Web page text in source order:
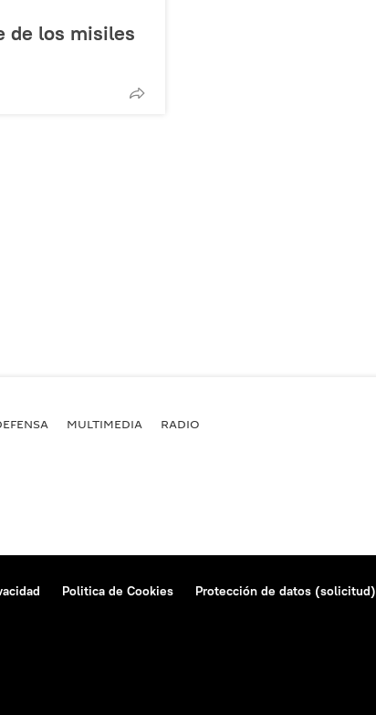
de los misiles
MULTIMEDIA RADIO
Politica de Cookies Protección de datos (solicitud)